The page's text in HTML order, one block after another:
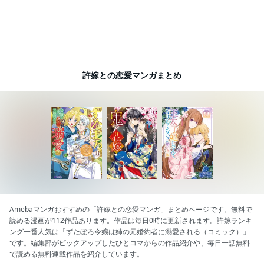
許嫁との恋愛マンガまとめ
Amebaマンガおすすめの「許嫁との恋愛マンガ」まとめページです。無料で
読める漫画が112作品あります。作品は毎日0時に更新されます。許嫁ランキ
ング一番人気は「ずたぼろ令嬢は姉の元婚約者に溺愛される（コミック）」
です。編集部がピックアップしたひとコマからの作品紹介や、毎日一話無料
で読める無料連載作品を紹介しています。